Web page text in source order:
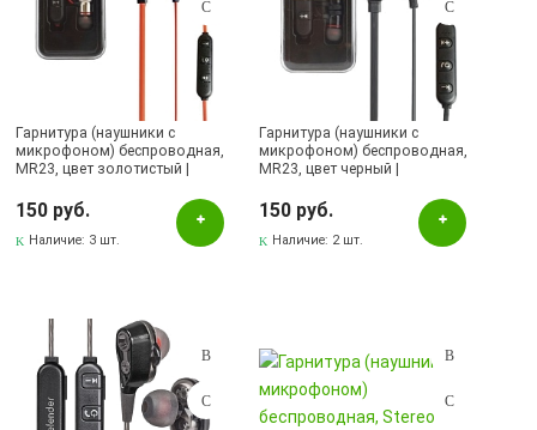
Гарнитура (наушники с
микрофоном) беспроводная,
MR23, цвет золотистый |
150 руб.
Наличие: 3 шт.
Гарнитура (наушники с
микрофоном) беспроводная,
MR23, цвет черный |
150 руб.
Наличие: 2 шт.